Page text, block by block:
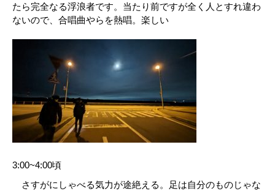
たら完全なる浮浪者です。当たり前ですが全く人とすれ違わ
ないので、合唱曲やらを熱唱。楽しい
3:00~4:00頃
さすがにしゃべる気力が途絶える。足は自分のものじゃな